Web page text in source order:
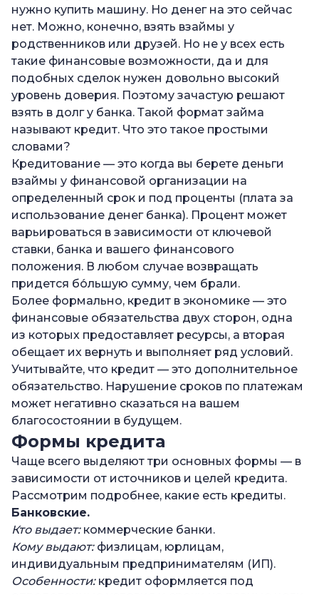
—Чем кредит отличается от займа и ссуды?
— Кто может взять кредит
—Требования к заемщику
Какие документы нужны для получения
кредита
—Как взять кредит
—Часто задаваемые вопросы
—Каковы бывают виды кредита?
—Какой тип кредита лучше?
Сколько этапов кредитования?
—Сколько принципов кредита?
нужно купить машину. Но денег на это сейчас
нет. Можно, конечно, взять взаймы у
родственников или друзей. Но не у всех есть
такие финансовые возможности, да и для
подобных сделок нужен довольно высокий
уровень доверия. Поэтому зачастую решают
взять в долг у банка. Такой формат займа
называют кредит. Что это такое простыми
словами?
Кредитование — это когда вы берете деньги
взаймы у финансовой организации на
определенный срок и под проценты (плата за
использование денег банка). Процент может
варьироваться в зависимости от ключевой
ставки, банка и вашего финансового
положения. В любом случае возвращать
придется бо́льшую сумму, чем брали.
Более формально, кредит в экономике — это
финансовые обязательства двух сторон, одна
из которых предоставляет ресурсы, а вторая
обещает их вернуть и выполняет ряд условий.
Учитывайте, что кредит — это дополнительное
обязательство. Нарушение сроков по платежам
может негативно сказаться на вашем
благосостоянии в будущем.
Формы кредита
Чаще всего выделяют три основных формы — в
зависимости от источников и целей кредита.
Рассмотрим подробнее, какие есть кредиты.
Банковские.
Кто выдает:коммерческие банки.
Кому выдают: физлицам, юрлицам,
индивидуальным предпринимателям (ИП).
Особенности:кредит оформляется под